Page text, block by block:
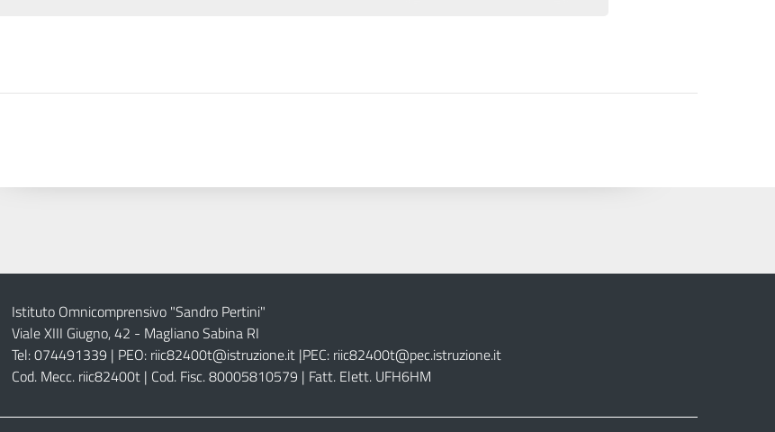
Istituto Omnicomprensivo "Sandro Pertini"
Viale XIII Giugno, 42 - Magliano Sabina RI
Tel: 074491339 | PEO: riic82400t@istruzione.it |PEC: riic82400t@pec.istruzione.it
Cod. Mecc. riic82400t | Cod. Fisc. 80005810579 | Fatt. Elett. UFH6HM